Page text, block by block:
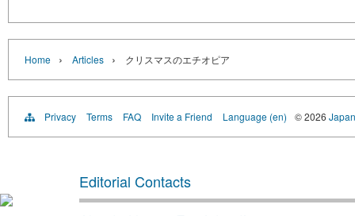
Home › Articles › クリスマスのエチオピア
Privacy Terms FAQ Invite a Friend Language (en) © 2026
Editorial Contacts